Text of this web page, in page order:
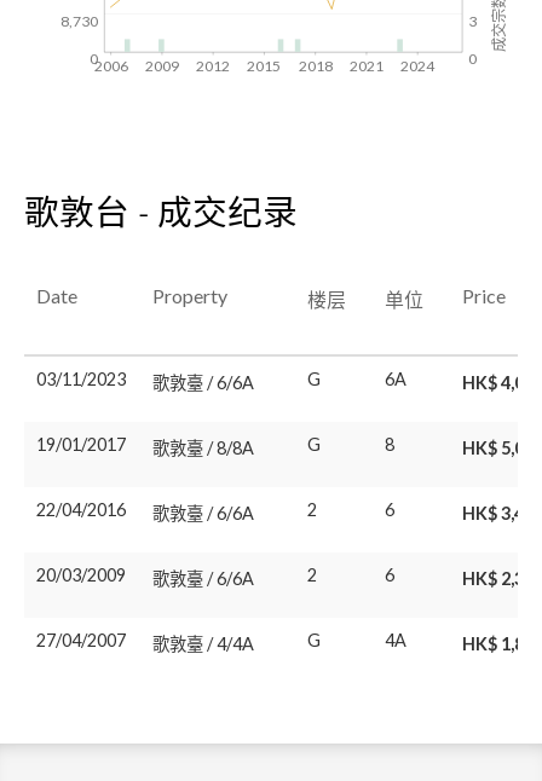
3
0
2006 2009 2012 2015 2018 2021 2024
成交宗数
8,730
0
歌敦台 - 成交纪录
Date Property 楼层 单位 Price
03/11/2023 歌敦臺 / 6/6A G 6A HK$
19/01/2017 歌敦臺 / 8/8A G 8 HK$
22/04/2016 歌敦臺 / 6/6A 2 6 HK$
20/03/2009 歌敦臺 / 6/6A 2 6 HK$
27/04/2007 歌敦臺 / 4/4A G 4A HK$